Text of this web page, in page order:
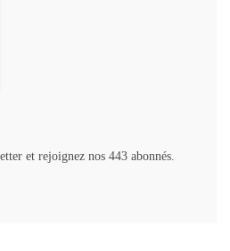
et rejoignez nos 443 abonnés.